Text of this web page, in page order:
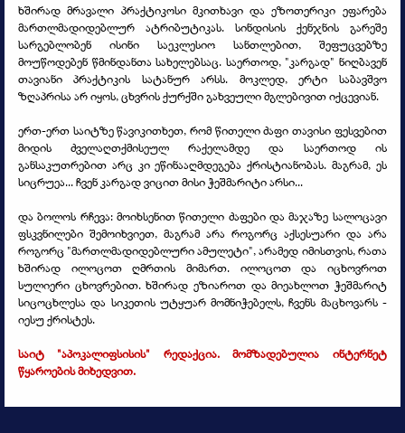
ხშირად მრავალი პრაქტიკოსი მკითხავი და ეზოთერიკი ეფარება
მართლმადიდებლურ ატრიბუტიკას. სინდისის ქენჯნის გარეშე
სარგებლობენ ისინი საეკლესიო სანთლებით, შეფუცვებზე
მოუწოდებენ წმინდანთა სახელებსაც. საერთოდ, "კარგად" ნიღბავენ
თავიანი პრაქტიკის სატანურ არსს. მოკლედ, ერტი საბავშვო
ზღაპრისა არ იყოს, ცხვრის ქურქში გახვეული მგლებივით იქცევიან.
ერთ-ერთ საიტზე წავიკითხეთ, რომ წითელი ძაფი თავისი ფესვებით
მიდის ძველაღთქმისეულ რაქელამდე და საერთოდ ის
განსაკუთრებით არც კი ეწინააღმდეგება ქრისტიანობას. მაგრამ, ეს
სიცრუეა... ჩვენ კარგად ვიცით მისი ჭეშმარიტი არსი...
და ბოლოს რჩევა: მოიხსენით წითელი ძაფები და მაჯაზე სალოცავი
ფსკვნილები შემოიხვიეთ, მაგრამ არა როგორც აქსესუარი და არა
როგორც "მართლმადიდებლური ამულეტი", არამედ იმისთვის, რათა
ხშირად ილოცოთ ღმრთის მიმართ. ილოცოთ და იცხოვროთ
სულიერი ცხოვრებით. ხშირად ეზიაროთ და მიეახლოთ ჭეშმარიტ
სიცოცხლესა და სიკეთის უტყუარ მომნიჭებელს, ჩვენს მაცხოვარს -
იესუ ქრისტეს.
საიტ "აპოკალიფსისის" რედაქცია. მომზადებულია ინტერნეტ
წყაროების მიხედვით.